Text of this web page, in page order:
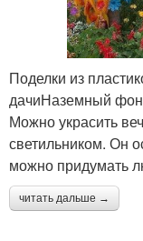
Поделки из
дачиНаземный
Можно украсить
светильником. Он
можно придумать
читать дальше →